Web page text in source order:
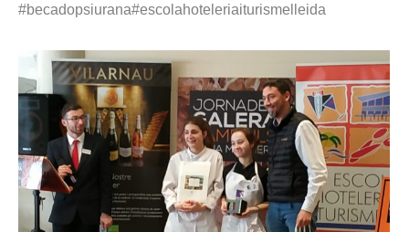
#becadopsiurana#escolahoteleriaiturismelleida